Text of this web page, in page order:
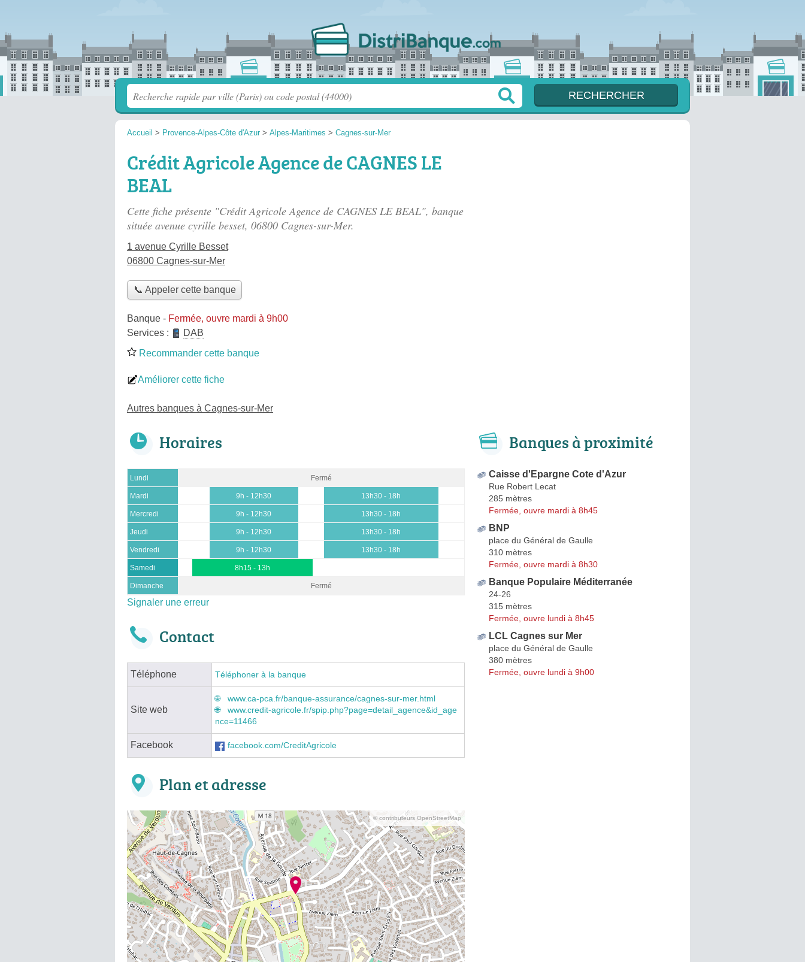
Accueil > Provence-Alpes-Côte d'Azur > Alpes-Maritimes > Cagnes-sur-Mer
Crédit Agricole Agence de CAGNES LE
BEAL
Cette fiche présente "Crédit Agricole Agence de CAGNES LE BEAL", banque
située avenue cyrille besset, 06800 Cagnes-sur-Mer.
1 avenue Cyrille Besset
06800 Cagnes-sur-Mer
📞 Appeler cette banque
Banque - Fermée, ouvre mardi à 9h00
Services :
DAB
Recommander cette banque
Améliorer cette fiche
Autres banques à Cagnes-sur-Mer
Horaires
Lundi Fermé
Mardi 9h - 12h30 13h30 - 18h
Mercredi 9h - 12h30 13h30 - 18h
Jeudi 9h - 12h30 13h30 - 18h
Vendredi 9h - 12h30 13h30 - 18h
Samedi 8h15 - 13h
Dimanche Fermé
Signaler une erreur
Contact
Téléphone Téléphoner à la banque
Site web
www.ca-pca.fr/banque-assurance/cagnes-sur-mer.html
www.credit-agricole.fr/spip.php?page=detail_agence&id_age
nce=11466
Facebook facebook.com/CreditAgricole
Plan et adresse
© contributeurs OpenStreetMap
Banques à proximité
Caisse d'Epargne Cote d'Azur
Rue Robert Lecat
285 mètres
Fermée, ouvre mardi à 8h45
BNP
place du Général de Gaulle
310 mètres
Fermée, ouvre mardi à 8h30
Banque Populaire Méditerranée
24-26
315 mètres
Fermée, ouvre lundi à 8h45
LCL Cagnes sur Mer
place du Général de Gaulle
380 mètres
Fermée, ouvre lundi à 9h00